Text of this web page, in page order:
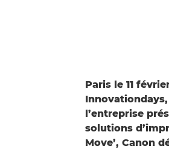
Paris le 11
l’entreprise
solutions
Move’, Canon